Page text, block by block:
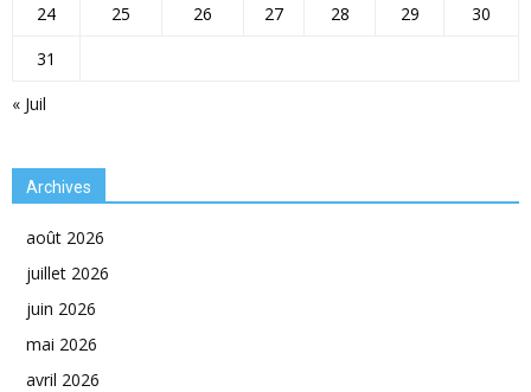
« Juil
24
25 26 27 28 29
30
31
Archives
août 2026
juillet 2026
juin 2026
mai 2026
avril 2026